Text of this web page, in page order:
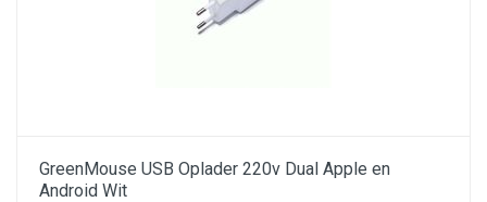
GreenMouse USB Oplader 220v Dual Apple en
Android Wit